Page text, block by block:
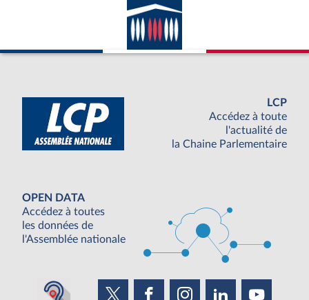
LCP
Accédez à toute
l'actualité de
la Chaine Parlementaire
OPEN DATA
Accédez à toutes
les données de
l'Assemblée nationale